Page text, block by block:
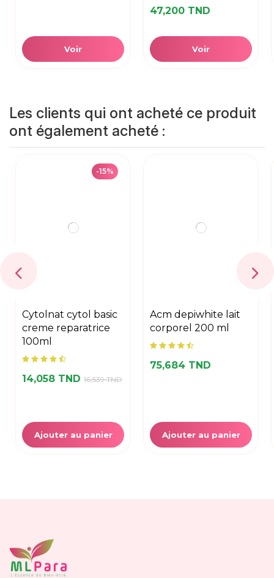
Voir
47,200 TND
Voir
Les clients qui ont acheté ce produit
ont également acheté :
-15%
cytolnat cytol basic
creme reparatrice
100ml
14,058 TND 16,539 TND
Ajouter au panier
acm depiwhite lait
corporel 200 ml
75,684 TND
Ajouter au panier